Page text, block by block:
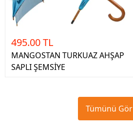
495.00 TL
MANGOSTAN TURKUAZ AHŞAP
SAPLI ŞEMSİYE
Tümünü Gör